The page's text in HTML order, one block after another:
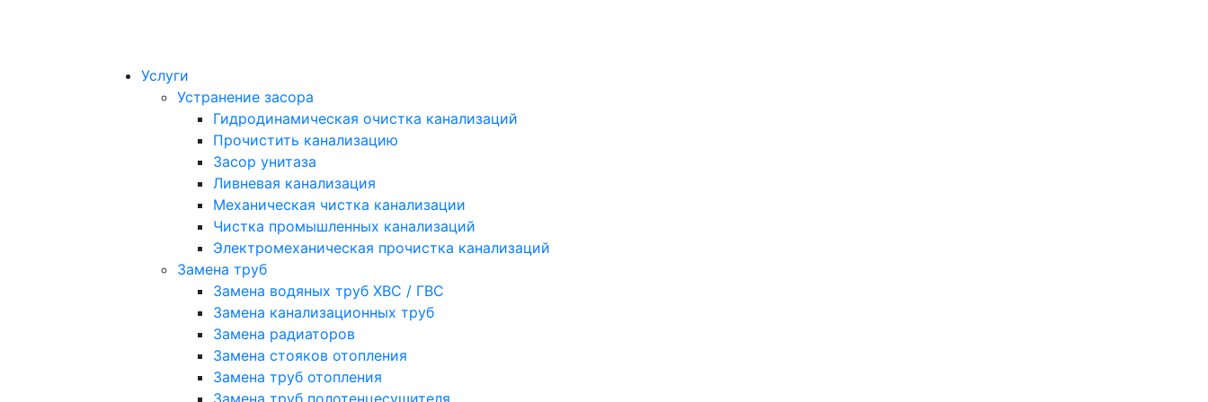
Услуги
Устранение засора
Гидродинамическая очистка канализаций
Прочистить канализацию
Засор унитаза
Ливневая канализация
Механическая чистка канализации
Чистка промышленных канализаций
Электромеханическая прочистка канализаций
Замена труб
Замена водяных труб ХВС / ГВС
Замена канализационных труб
Замена радиаторов
Замена стояков отопления
Замена труб отопления
Замена труб полотенцесушителя